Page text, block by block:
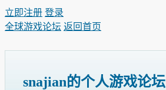
立即注册 登录
全球游戏论坛 返回首页
snajian的个人游戏论坛